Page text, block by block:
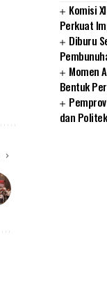
Komisi
Perkuat
Diburu
Momen
Bentuk
dan